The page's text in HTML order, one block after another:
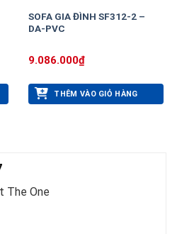
SOFA GIA ĐÌNH SF312-2 –
DA-PVC
9.086.000₫
THÊM VÀO GIỎ HÀNG
The One